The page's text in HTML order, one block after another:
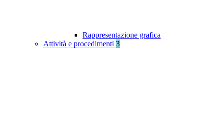
Rappresentazione grafica
Attività e procedimenti 3